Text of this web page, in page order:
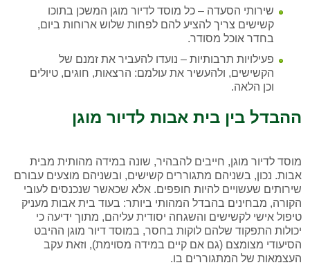
שירותי הסעדה – כל מוסד לדיור מוגן המשכן בתוכו
קשישים צריך להציע להם לפחות שלוש ארוחות ביום,
בחדר אוכל מסודר.
פעילויות תרבותיות – נועדו להעביר את זמנם של
הקשישים, ולהעשיר את עולמם: הרצאות, חוגים, טיולים
וכן הלאה.
ההבדל בין בית אבות לדיור מוגן
מוסד לדיור מוגן, חייבים להבהיר, שונה במידה מהותית מבית
אבות. נכון, בשניהם מתגוררים קשישים, ובשניהם מוצעים עבורם
שירותים שעשויים להיות חופפים. אלא שכאשר שנכנסים לעובי
הקורה, מבחינים בהבדל המהותי ביותר: בעוד בית אבות מעניק
טיפול אישי לקשישים והשגחה יסודית עליהם, מתוך ידיעה כי
יכולות התפקוד שלהם לוקות בחסר, במוסד דיור מוגן ההיבט
הסיעודי מצומצם (גם אם קיים במידה מסוימת), וזאת עקב
העצמאות של המתגוררים בו.